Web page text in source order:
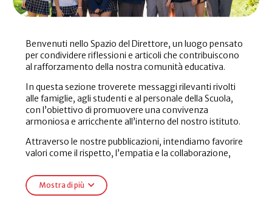
Benvenuti nello Spazio del Direttore, un luogo pensato
per condividere riflessioni e articoli che contribuiscono
al rafforzamento della nostra comunità educativa.
In questa sezione troverete messaggi rilevanti rivolti
alle famiglie, agli studenti e al personale della Scuola,
con l’obiettivo di promuovere una convivenza
armoniosa e arricchente all’interno del nostro istituto.
Attraverso le nostre pubblicazioni, intendiamo favorire
valori come il rispetto, l’empatia e la collaborazione,
potrete leggere temi di attualità che incidono sulla vita
scolastica, iniziative per migliorare l’ambiente
educativo e strategie per costruire relazioni positive tra
Mostra di più